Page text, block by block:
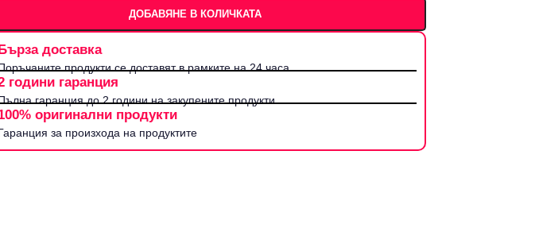
ДОБАВЯНЕ В КОЛИЧКАТА
доставка
продукти се доставят в рамките на 24 часа.
години гаранция
гаранция до 2 години на закупените продукти
оригинални продукти
за произхода на продуктите